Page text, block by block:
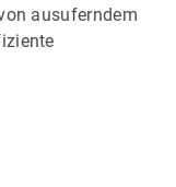
ausuferndem